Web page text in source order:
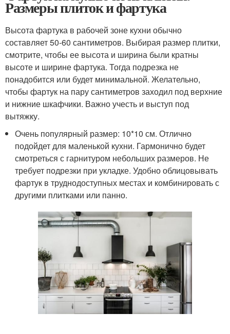
Размеры плиток и фартука
Высота фартука в рабочей зоне кухни обычно
составляет 50-60 сантиметров. Выбирая размер плитки,
смотрите, чтобы ее высота и ширина были кратны
высоте и ширине фартука. Тогда подрезка не
понадобится или будет минимальной. Желательно,
чтобы фартук на пару сантиметров заходил под верхние
и нижние шкафчики. Важно учесть и выступ под
вытяжку.
Очень популярный размер: 10*10 см. Отлично
подойдет для маленькой кухни. Гармонично будет
смотреться с гарнитуром небольших размеров. Не
требует подрезки при укладке. Удобно облицовывать
фартук в труднодоступных местах и комбинировать с
другими плитками или панно.